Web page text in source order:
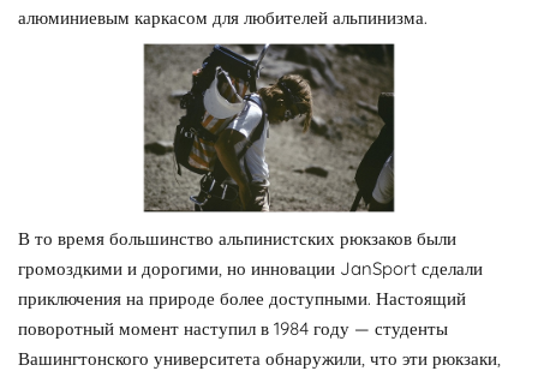
алюминиевым каркасом для любителей альпинизма.
В то время большинство альпинистских рюкзаков были
громоздкими и дорогими, но инновации JanSport сделали
приключения на природе более доступными. Настоящий
поворотный момент наступил в 1984 году — студенты
Вашингтонского университета обнаружили, что эти рюкзаки,